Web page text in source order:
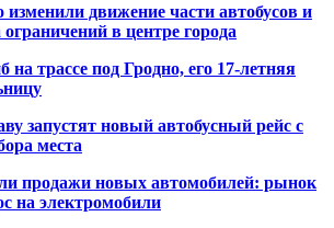
движение части автобусов и
ограничений в центре города
на трассе под Гродно, его 17-летняя
запустят новый автобусный рейс с
места
продажи новых автомобилей: рынок
на электромобили